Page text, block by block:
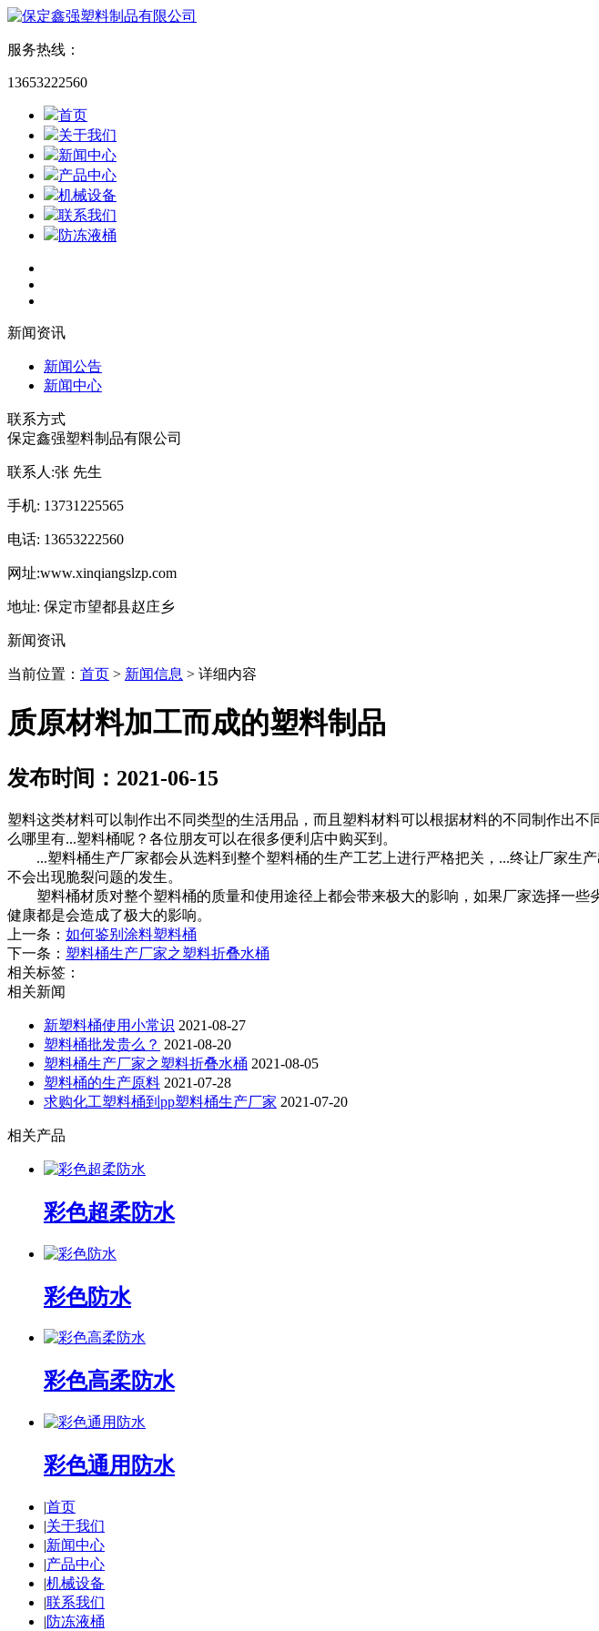
服务热线：
13653222560
首页
关于我们
新闻中心
产品中心
机械设备
联系我们
防冻液桶
新闻资讯
新闻公告
新闻中心
联系方式
保定鑫强塑料制品有限公司
联系人:张 先生
手机: 13731225565
电话: 13653222560
网址:www.xinqiangslzp.com
地址: 保定市望都县赵庄乡
新闻资讯
当前位置： 首页 > 新闻信息 > 详细内容
质原材料加工而成的塑料制品
发布时间：2021-06-15
塑料这类材料可以制作出不同类型的生活用品，而且塑料材料可以根据材料的不同制作出不
么哪里有...塑料桶呢？各位朋友可以在很多便利店中购买到。
...塑料桶生产厂家都会从选料到整个塑料桶的生产工艺上进行严格把关，...终让厂家生
不会出现脆裂问题的发生。
塑料桶材质对整个塑料桶的质量和使用途径上都会带来极大的影响，如果厂家选择一些
健康都是会造成了极大的影响。
上一条： 如何鉴别涂料塑料桶
下一条： 塑料桶生产厂家之塑料折叠水桶
相关标签：
相关新闻
新塑料桶使用小常识 2021-08-27
塑料桶批发贵么？ 2021-08-20
塑料桶生产厂家之塑料折叠水桶 2021-08-05
塑料桶的生产原料 2021-07-28
求购化工塑料桶到pp塑料桶生产厂家 2021-07-20
相关产品
彩色超柔防水
彩色防水
彩色高柔防水
彩色通用防水
|首页
|关于我们
|新闻中心
|产品中心
|机械设备
|联系我们
|防冻液桶